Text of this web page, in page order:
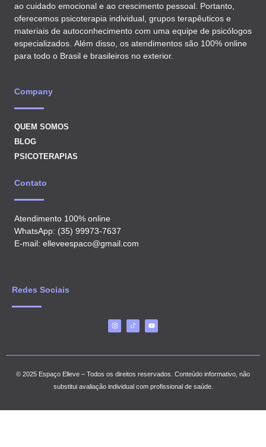
ao cuidado emocional e ao crescimento pessoal. Portanto,
oferecemos psicoterapia individual, grupos terapêuticos e
materiais de autoconhecimento com uma equipe de psicólogos
especializados. Além disso, os atendimentos são 100% online
para todo o Brasil e brasileiros no exterior.
Company
QUEM SOMOS
BLOG
PSICOTERAPIAS
Contato
Atendimento 100% online
WhatsApp: (35) 99973-7637
E‑mail: elleveespaco@gmail.com
Redes Sociais
© 2025 Espaço Elleve – Todos os direitos reservados. Conteúdo informativo, não
substitui avaliação individual com profissional de saúde.